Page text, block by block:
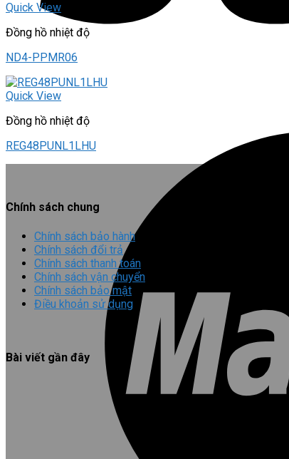
Quick View
Đồng hồ nhiệt độ
ND4-PPMR06
Quick View
Đồng hồ nhiệt độ
REG48PUNL1LHU
Chính sách chung
Chính sách bảo hành
Chính sách đổi trả
Chính sách thanh toán
Chính sách vận chuyển
Chính sách bảo mật
Điều khoản sử dụng
Bài viết gần đây